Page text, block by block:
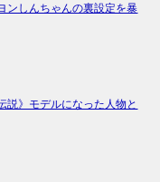
ンしんちゃんの裏設定を暴
説》モデルになった人物と